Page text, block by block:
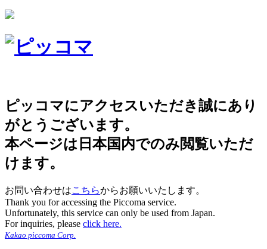
ピッコマにアクセスいただき誠にあり
がとうございます。
本ページは日本国内でのみ閲覧いただ
けます。
お問い合わせはこちらからお願いいたします。
Thank you for accessing the Piccoma service.
Unfortunately, this service can only be used from Japan.
For inquiries, please click here.
Kakao piccoma Corp.